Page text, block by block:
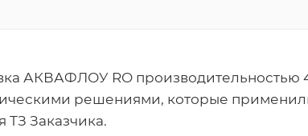
АКВАФЛОУ RO производительностью
решениями, которые
ТЗ Заказчика.